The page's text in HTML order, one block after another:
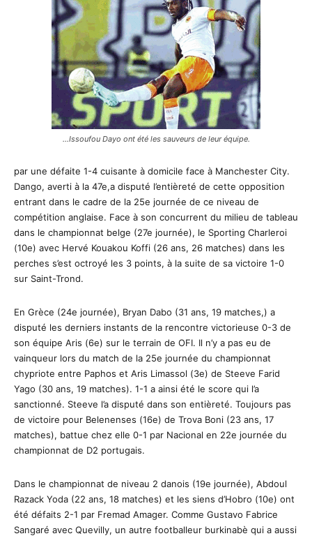
…Issoufou Dayo ont été les sauveurs de leur équipe.
par une défaite 1-4 cuisante à domicile face à Manchester City.
Dango, averti à la 47e,a disputé l’entièreté de cette opposition
entrant dans le cadre de la 25e journée de ce niveau de
compétition anglaise. Face à son concurrent du milieu de tableau
dans le championnat belge (27e journée), le Sporting Charleroi
(10e) avec Hervé Kouakou Koffi (26 ans, 26 matches) dans les
perches s’est octroyé les 3 points, à la suite de sa victoire 1-0
sur Saint-Trond.
En Grèce (24e journée), Bryan Dabo (31 ans, 19 matches,) a
disputé les derniers instants de la rencontre victorieuse 0-3 de
son équipe Aris (6e) sur le terrain de OFI. Il n’y a pas eu de
vainqueur lors du match de la 25e journée du championnat
chypriote entre Paphos et Aris Limassol (3e) de Steeve Farid
Yago (30 ans, 19 matches). 1-1 a ainsi été le score qui l’a
sanctionné. Steeve l’a disputé dans son entièreté. Toujours pas
de victoire pour Belenenses (16e) de Trova Boni (23 ans, 17
matches), battue chez elle 0-1 par Nacional en 22e journée du
championnat de D2 portugais.
Dans le championnat de niveau 2 danois (19e journée), Abdoul
Razack Yoda (22 ans, 18 matches) et les siens d’Hobro (10e) ont
été défaits 2-1 par Fremad Amager. Comme Gustavo Fabrice
Sangaré avec Quevilly, un autre footballeur burkinabè qui a aussi